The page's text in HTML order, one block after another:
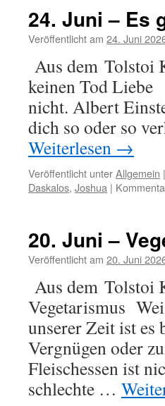
24. Juni – Es
Veröffentlicht am 24. Juni
Aus dem Tolstoi
keinen Tod
nicht. Albert
dich so oder so
Weiterlesen →
Veröffentlicht unterAllgemein |
Daskalos, Joshua |
20. Juni –
Veröffentlicht am 20. Juni
Aus dem Tolstoi
Vegetarismus
unserer Zeit ist es
Vergnügen oder
Fleischessen ist
schlechte …